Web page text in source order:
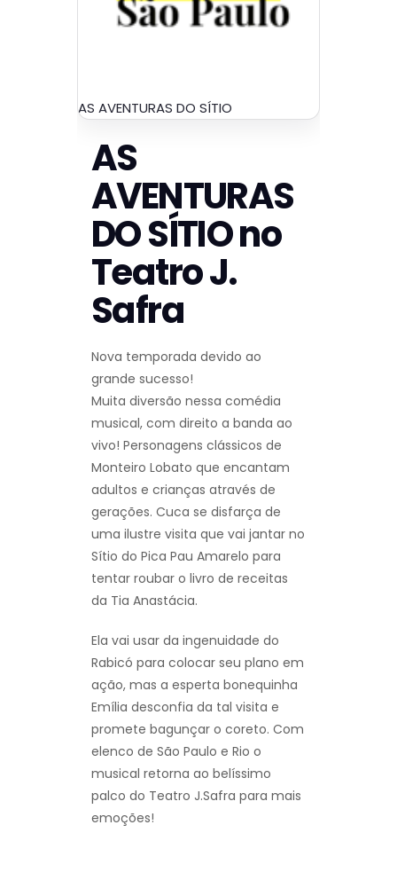
AS AVENTURAS DO SÍTIO
AS
AVENTURAS
DO SÍTIO no
Teatro J.
Safra
Nova temporada devido ao
grande sucesso!
Muita diversão nessa comédia
musical, com direito a banda ao
vivo! Personagens clássicos de
Monteiro Lobato que encantam
adultos e crianças através de
gerações. Cuca se disfarça de
uma ilustre visita que vai jantar no
Sítio do Pica Pau Amarelo para
tentar roubar o livro de receitas
da Tia Anastácia.
Ela vai usar da ingenuidade do
Rabicó para colocar seu plano em
ação, mas a esperta bonequinha
Emília desconfia da tal visita e
promete bagunçar o coreto. Com
elenco de São Paulo e Rio o
musical retorna ao belíssimo
palco do Teatro J.Safra para mais
emoções!